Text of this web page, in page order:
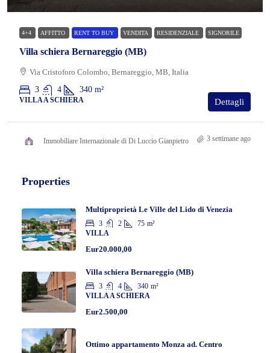
4+4 AFFITTO RENT TO BUY VENDITA RESIDENZIALE SIGNORILE
Villa schiera Bernareggio (MB)
Via Cristoforo Colombo, Bernareggio, MB, Italia
3
4 340 m²
VILLA A SCHIERA Dettagli
Immobiliare Internazionale di Di Luccio Gianpietro 3 settimane ago
Properties
Multiproprietà Le Ville del Lido di Venezia
3 2 75 m²
VILLA
Eur20.000,00
Villa schiera Bernareggio (MB)
3 4 340 m²
VILLA A SCHIERA
Eur2.500,00
Ottimo appartamento Monza ad. Centro